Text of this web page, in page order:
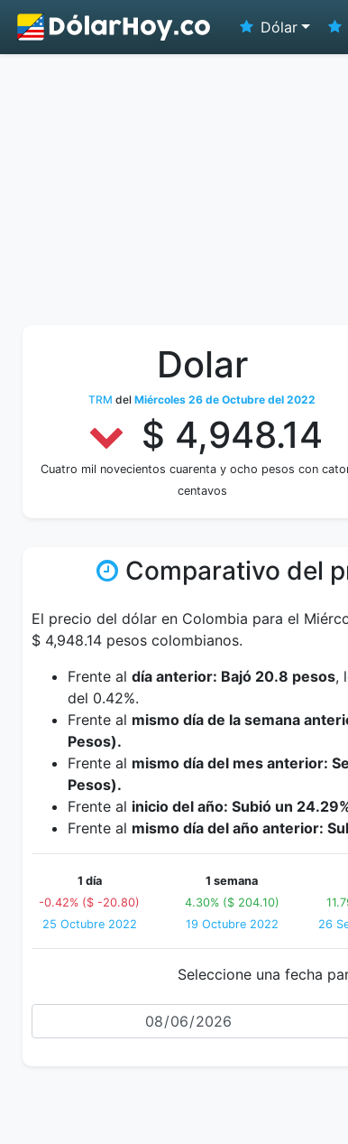
Dólar
Dolar
TRM del Miércoles 26 de Octubre del 2022
$ 4,948.14
Cuatro mil novecientos cuarenta y ocho pesos con
centavos
Comparativo del
El precio del dólar en Colombia para el
$ 4,948.14 pesos colombianos.
Frente al día anterior: Bajó 20.8 pesos,
del 0.42%.
Frente al mismo día de la semana
Pesos).
Frente al mismo día del mes anterior:
Pesos).
Frente al inicio del año: Subió un
Frente al mismo día del año anterior:
1 día
-0.42% ($ -20.80)
25 Octubre 2022
1 semana
4.30% ($ 204.10)
19 Octubre 2022
26
Seleccione una fecha
Fecha